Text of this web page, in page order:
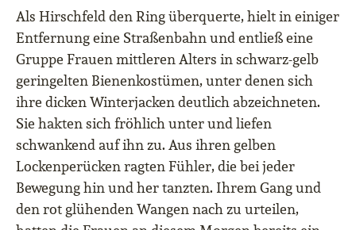
Als Hirschfeld den Ring überquerte, hielt in einiger
Entfernung eine Straßenbahn und entließ eine
Gruppe Frauen mittleren Alters in schwarz-gelb
geringelten Bienenkostümen, unter denen sich
ihre dicken Winterjacken deutlich abzeichneten.
Sie hakten sich fröhlich unter und liefen
schwankend auf ihn zu. Aus ihren gelben
Lockenperücken ragten Fühler, die bei jeder
Bewegung hin und her tanzten. Ihrem Gang und
den rot glühenden Wangen nach zu urteilen,